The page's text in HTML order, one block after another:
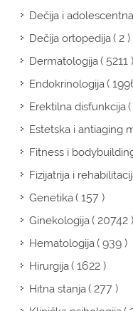
Dečija i
Dečija ortopedija( 2 )
Dermatologija( 5211 )
Endokrinologija(
Erektilna disfunkcija
Estetska i antiaging
Fitness i
Fizijatrija i
Genetika( 157 )
Ginekologija( 20742 )
Hematologija( 939 )
Hirurgija( 1622 )
Hitna stanja( 277 )